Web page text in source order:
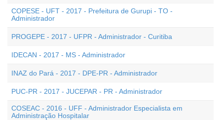
COPESE - UFT - 2017 - Prefeitura de Gurupi - TO -
Administrador
PROGEPE - 2017 - UFPR - Administrador - Curitiba
IDECAN - 2017 - MS - Administrador
INAZ do Pará - 2017 - DPE-PR - Administrador
PUC-PR - 2017 - JUCEPAR - PR - Administrador
COSEAC - 2016 - UFF - Administrador Especialista em
Administração Hospitalar